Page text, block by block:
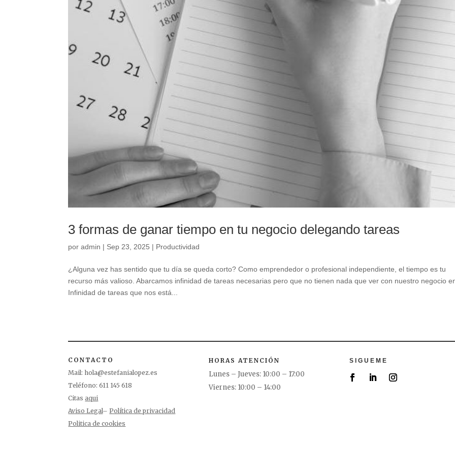
3 formas de ganar tiempo en tu negocio delegando tareas
poradmin | Sep 23, 2025 | Productividad
¿Alguna vez has sentido que tu día se queda corto? Como emprendedor o profesional independiente, el tiempo es tu
recurso más valioso. Abarcamos infinidad de tareas necesarias pero que no tienen nada que ver con nuestro negocio
Infinidad de tareas que nos está...
CONTACTO
Mail:hola@estefanialopez.es
Teléfono: 611 145 618
Citasaqui
Aviso Legal–Política de privacidad
Politica de cookies
HORAS ATENCIÓN
Lunes – Jueves: 10:00 – 17:00
Viernes: 10:00 – 14:00
SIGUEME